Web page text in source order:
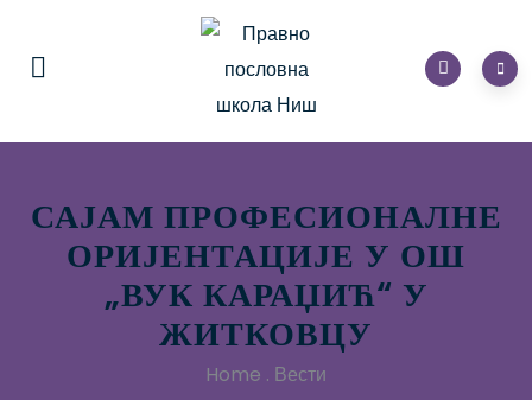
САЈАМ ПРОФЕСИОНАЛНЕ
ОРИЈЕНТАЦИЈЕ У ОШ
„ВУК КАРАЏИЋ“ У
ЖИТКОВЦУ
Home . Вести